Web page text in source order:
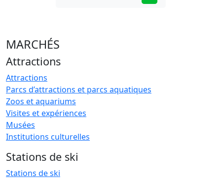
MARCHÉS
Attractions
Attractions
Parcs d’attractions et parcs aquatiques
Zoos et aquariums
Visites et expériences
Musées
Institutions culturelles
Stations de ski
Stations de ski